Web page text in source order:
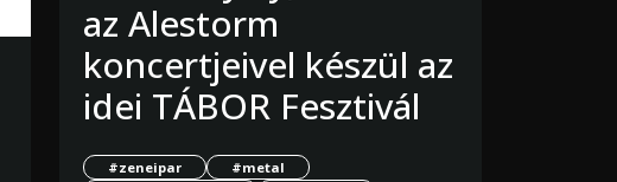
az Alestorm
koncertjeivel készül az
idei TÁBOR Fesztivál
#zeneipar
#metal